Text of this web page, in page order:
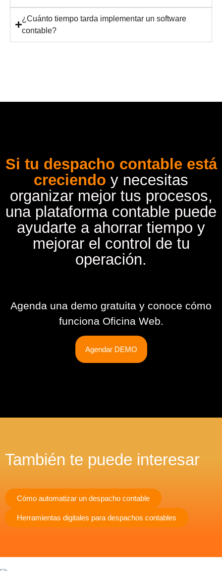
¿Cuánto tiempo tarda implementar un software
contable?
Si tu despacho contable está
creciendo y necesitas
organizar mejor tus procesos,
una plataforma contable puede
ayudarte a ahorrar tiempo y
mejorar el control de tu
operación.
Agenda una demo gratuita y conoce cómo
funciona Oficina Web.
Agendar DEMO
También te puede interesar
Cómo automatizar un despacho contable
Herramientas digitales para despachos contables